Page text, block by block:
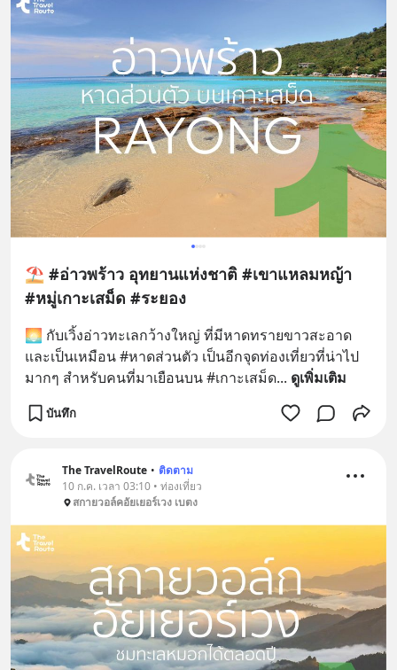
⛱️ #อ่าวพร้าว อุทยานแห่งชาติ #เขาแหลมหญ้า
#หมู่เกาะเสม็ด #ระยอง
🌅 กับเวิ้งอ่าวทะเลกว้างใหญ่ ที่มีหาดทรายขาวสะอาด
และเป็นเหมือน #หาดส่วนตัว เป็นอีกจุดท่องเที่ยวที่น่าไป
มากๆ สำหรับคนที่มาเยือนบน #เกาะเสม็ด... ดูเพิ่มเติม
บันทึก
The TravelRoute • ติดตาม
10 ก.ค. เวลา 03:10 • ท่องเที่ยว
สกายวอล์คอัยเยอร์เวง เบตง